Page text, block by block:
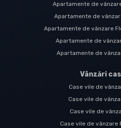
Apartamente de
Apartamente de
Apartamente de vânzare
Apartamente de
Apartamente de
Vânzări
Case vile de
Case vile de
Case vile de
Case vile de vânzare